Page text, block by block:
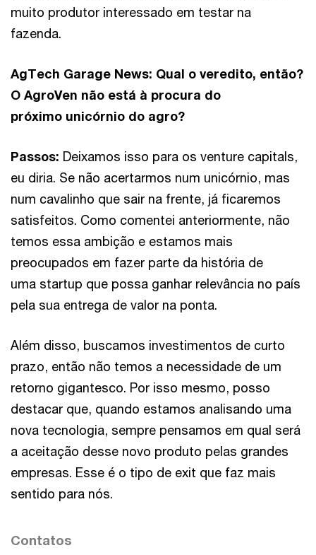
muito produtor interessado em testar na
fazenda.
AgTech Garage News: Qual o veredito, então?
O AgroVen não está à procura do
próximo unicórnio do agro?
Passos: Deixamos isso para os venture capitals,
eu diria. Se não acertarmos num unicórnio, mas
num cavalinho que sair na frente, já ficaremos
satisfeitos. Como comentei anteriormente, não
temos essa ambição e estamos mais
preocupados em fazer parte da história de
uma startup que possa ganhar relevância no país
pela sua entrega de valor na ponta.
Além disso, buscamos investimentos de curto
prazo, então não temos a necessidade de um
retorno gigantesco. Por isso mesmo, posso
destacar que, quando estamos analisando uma
nova tecnologia, sempre pensamos em qual será
a aceitação desse novo produto pelas grandes
empresas. Esse é o tipo de exit que faz mais
sentido para nós.
Contatos